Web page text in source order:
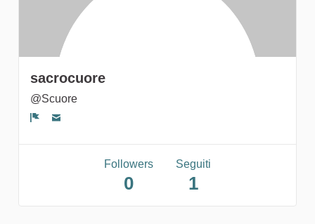
sacrocuore
@Scuore
Followers
0
Seguiti
1